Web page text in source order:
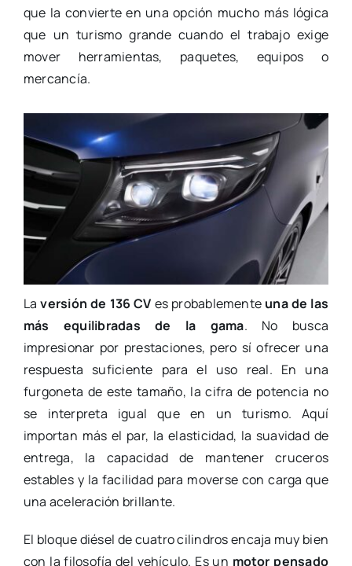
que la convierte en una opción mucho más lógica
que un turismo grande cuando el trabajo exige
mover herramientas, paquetes, equipos o
mercancía.
Laversión de 136 CV es probablemente una de las
más equilibradas de la gama. No busca
impresionar por prestaciones, pero sí ofrecer una
respuesta suficiente para el uso real. En una
furgoneta de este tamaño, la cifra de potencia no
se interpreta igual que en un turismo. Aquí
importan más el par, la elasticidad, la suavidad de
entrega, la capacidad de mantener cruceros
estables y la facilidad para moverse con carga que
una aceleración brillante.
El bloque diésel de cuatro cilindros encaja muy bien
con la filosofía del vehículo. Es un motor pensado